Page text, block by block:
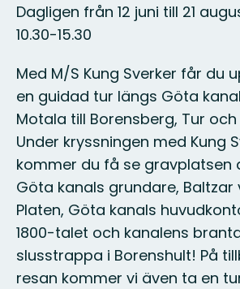
Dagligen från 12 juni till 21
10.30-15.30
Med M/S Kung Sverker får du
en guidad tur längs Göta
Motala till Borensberg, Tur och
Under kryssningen med Kung
kommer du få se gravplatsen
Göta kanals grundare, Baltzar
Platen, Göta kanals
1800-talet och kanalens
slusstrappa i Borenshult! På
resan kommer vi även ta en